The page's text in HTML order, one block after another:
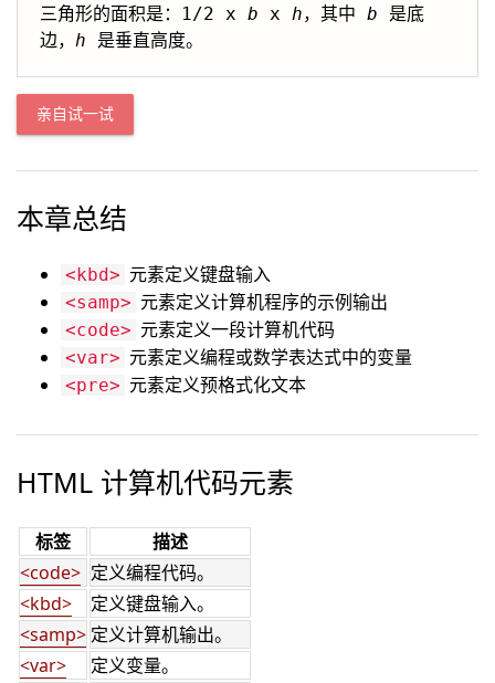
三角形的面积是：1/2 x b x h，其中 b 是底
边， h
亲自试一试
本章总结
<kbd> 元素定义键盘输入
<samp> 元素定义计算机程序的示例输出
<code> 元素定义一段计算机代码
<var> 元素定义编程或数学表达式中的变量
<pre> 元素定义预格式化文本
HTML 计算机代码元素
标签
描述
<code> 定义编程代码。
<kbd>
定义键盘输入。
<samp> 定义计算机输出。
<var>
定义变量。